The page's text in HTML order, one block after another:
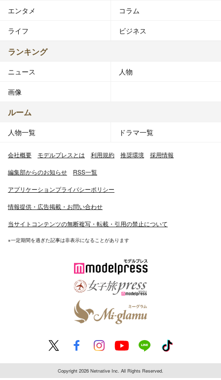
エンタメ コラム
ライフ ビジネス
ランキング
ニュース 人物
画像
ルーム
人物一覧 ドラマ一覧
会社概要 モデルプレスとは 利用規約 推奨環境 採用情報
編集部からのお知らせ RSS一覧
アプリケーションプライバシーポリシー
情報提供・広告掲載・お問い合わせ
当サイトコンテンツの無断複写・転載・引用の禁止について
※一定期間を過ぎた記事は非表示になることがあります
Copyright 2026 Netnative Inc. All Rights Reserved.